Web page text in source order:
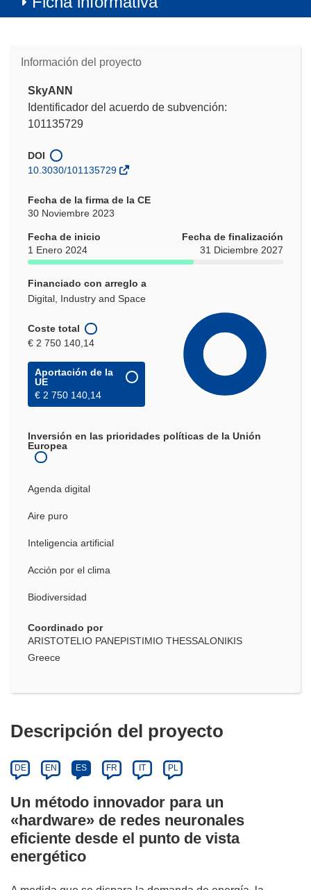
Información del proyecto
SkyANN
Identificador del acuerdo de subvención:
101135729
DOI
10.3030/101135729
Fecha de la firma de la CE
30 Noviembre 2023
Fecha de inicio
1 Enero 2024
Fecha de finalización
31 Diciembre 2027
Financiado con arreglo a
Digital, Industry and Space
Coste total
€ 2 750 140,14
Aportación de la
UE
€ 2 750 140,14
Inversión en las prioridades políticas de la Unión
Europea
Agenda digital
Aire puro
Inteligencia artificial
Acción por el clima
Biodiversidad
Coordinado por
ARISTOTELIO PANEPISTIMIO THESSALONIKIS
Greece
Descripción del proyecto
DE EN ES FR IT PL
Un método innovador para un
«hardware» de redes neuronales
eficiente desde el punto de vista
energético